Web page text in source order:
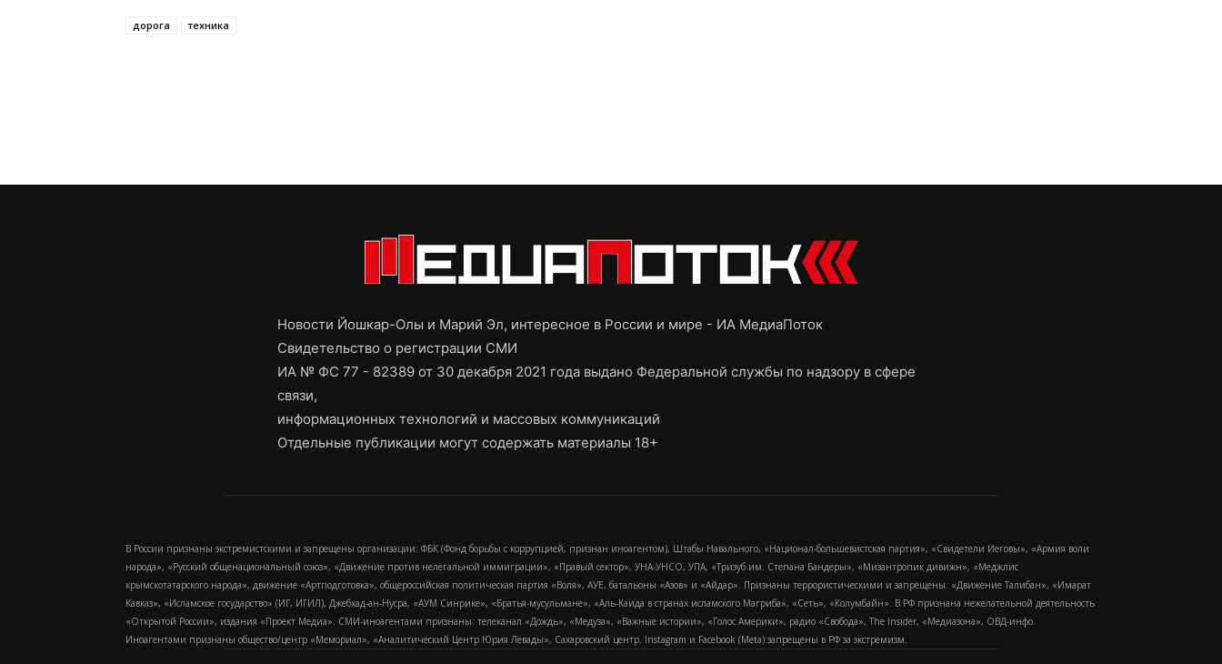
дорога техника
Новости Йошкар-Олы и Марий Эл, интересное в России и мире - ИА МедиаПоток
Свидетельство о регистрации СМИ
ИА № ФС 77 - 82389 от 30 декабря 2021 года выдано Федеральной службы по надзору в сфере
связи,
информационных технологий и массовых коммуникаций
Отдельные публикации могут содержать материалы 18+
В России признаны экстремистскими и запрещены организации: ФБК (Фонд борьбы с коррупцией, признан иноагентом), Штабы Навального, «Национал-большевистская партия», «Свидетели Иеговы», «Армия воли
народа», «Русский общенациональный союз», «Движение против нелегальной иммиграции», «Правый сектор», УНА-УНСО, УПА, «Тризуб им. Степана Бандеры», «Мизантропик дивижн», «Меджлис
крымскотатарского народа», движение «Артподготовка», общероссийская политическая партия «Воля», АУЕ, батальоны «Азов» и «Айдар». Признаны террористическими и запрещены: «Движение Талибан», «Имарат
Кавказ», «Исламское государство» (ИГ, ИГИЛ), Джебхад-ан-Нусра, «АУМ Синрике», «Братья-мусульмане», «Аль-Каида в странах исламского Магриба», «Сеть», «Колумбайн». В РФ признана нежелательной деятельность
«Открытой России», издания «Проект Медиа». СМИ-иноагентами признаны: телеканал «Дождь», «Медуза», «Важные истории», «Голос Америки», радио «Свобода», The Insider, «Медиазона», ОВД-инфо.
Иноагентами признаны общество/центр «Мемориал», «Аналитический Центр Юрия Левады», Сахаровский центр. Instagram и Facebook (Metа) запрещены в РФ за экстремизм.